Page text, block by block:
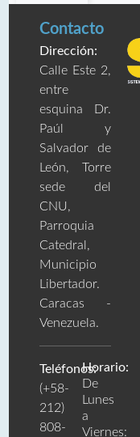
Contacto
Dirección:
Calle Este 2,
entre
esquina Dr.
Paúl y
Salvador de
León, Torre
sede del
CNU,
Parroquia
Catedral,
Municipio
Libertador.
Caracas -
Venezuela.
Teléfonos:
(+58-
212)
808-
Horario:
De
Lunes
a
Viernes: